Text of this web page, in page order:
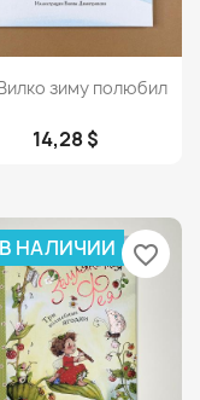
Просмотр
зиму полюбил
14,28 $
НАЛИЧИИ favorite_border